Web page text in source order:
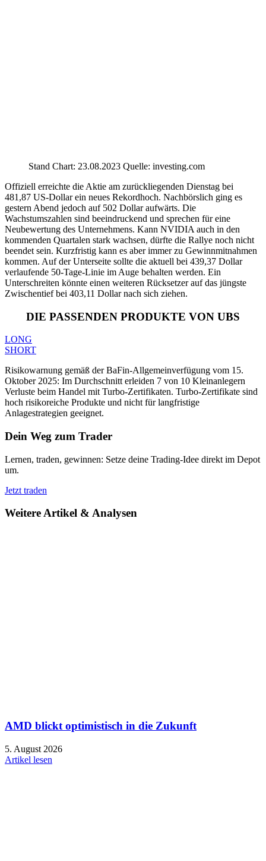
Stand Chart: 23.08.2023 Quelle: investing.com
Offiziell erreichte die Aktie am zurückliegenden Dienstag bei
481,87 US-Dollar ein neues Rekordhoch. Nachbörslich ging es
gestern Abend jedoch auf 502 Dollar aufwärts. Die
Wachstumszahlen sind beeindruckend und sprechen für eine
Neubewertung des Unternehmens. Kann NVIDIA auch in den
kommenden Quartalen stark wachsen, dürfte die Rallye noch nicht
beendet sein. Kurzfristig kann es aber immer zu Gewinnmitnahmen
kommen. Auf der Unterseite sollte die aktuell bei 439,37 Dollar
verlaufende 50-Tage-Linie im Auge behalten werden. Ein
Unterschreiten könnte einen weiteren Rücksetzer auf das jüngste
Zwischentief bei 403,11 Dollar nach sich ziehen.
DIE PASSENDEN PRODUKTE VON UBS
LONG
SHORT
Risikowarnung gemäß der BaFin-Allgemeinverfügung vom 15.
Oktober 2025: Im Durchschnitt erleiden 7 von 10 Kleinanlegern
Verluste beim Handel mit Turbo-Zertifikaten. Turbo-Zertifikate sind
hoch risikoreiche Produkte und nicht für langfristige
Anlagestrategien geeignet.
Dein Weg zum Trader
Lernen, traden, gewinnen: Setze deine Trading-Idee direkt im Depot
um.
Jetzt traden
Weitere Artikel & Analysen
AMD blickt optimistisch in die Zukunft
5. August 2026
Artikel lesen